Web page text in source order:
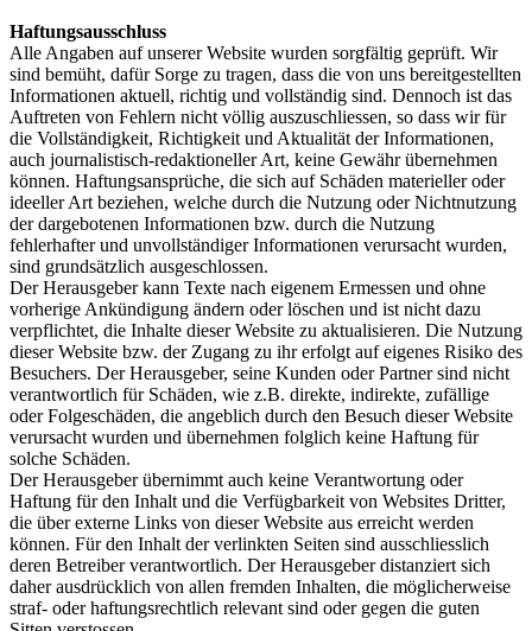
Haftungsausschluss
Alle Angaben auf unserer Website wurden sorgfältig geprüft. Wir
sind bemüht, dafür Sorge zu tragen, dass die von uns bereitgestellten
Informationen aktuell, richtig und vollständig sind. Dennoch ist das
Auftreten von Fehlern nicht völlig auszuschliessen, so dass wir für
die Vollständigkeit, Richtigkeit und Aktualität der Informationen,
auch journalistisch-redaktioneller Art, keine Gewähr übernehmen
können. Haftungsansprüche, die sich auf Schäden materieller oder
ideeller Art beziehen, welche durch die Nutzung oder Nichtnutzung
der dargebotenen Informationen bzw. durch die Nutzung
fehlerhafter und unvollständiger Informationen verursacht wurden,
sind grundsätzlich ausgeschlossen.
Der Herausgeber kann Texte nach eigenem Ermessen und ohne
vorherige Ankündigung ändern oder löschen und ist nicht dazu
verpflichtet, die Inhalte dieser Website zu aktualisieren. Die Nutzung
dieser Website bzw. der Zugang zu ihr erfolgt auf eigenes Risiko des
Besuchers. Der Herausgeber, seine Kunden oder Partner sind nicht
verantwortlich für Schäden, wie z.B. direkte, indirekte, zufällige
oder Folgeschäden, die angeblich durch den Besuch dieser Website
verursacht wurden und übernehmen folglich keine Haftung für
solche Schäden.
Der Herausgeber übernimmt auch keine Verantwortung oder
Haftung für den Inhalt und die Verfügbarkeit von Websites Dritter,
die über externe Links von dieser Website aus erreicht werden
können. Für den Inhalt der verlinkten Seiten sind ausschliesslich
deren Betreiber verantwortlich. Der Herausgeber distanziert sich
daher ausdrücklich von allen fremden Inhalten, die möglicherweise
straf- oder haftungsrechtlich relevant sind oder gegen die guten